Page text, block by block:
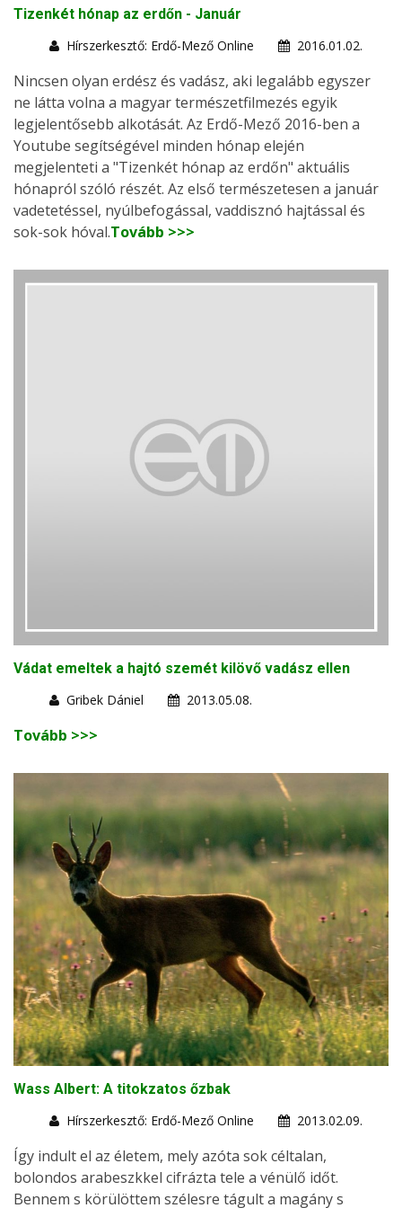
Tizenkét hónap az erdőn - Január
Hírszerkesztő: Erdő-Mező Online
2016.01.02.
Nincsen olyan erdész és vadász, aki legalább egyszer
ne látta volna a magyar természetfilmezés egyik
legjelentősebb alkotását. Az Erdő-Mező 2016-ben a
Youtube segítségével minden hónap elején
megjelenteti a "Tizenkét hónap az erdőn" aktuális
hónapról szóló részét. Az első természetesen a január
vadetetéssel, nyúlbefogással, vaddisznó hajtással és
sok-sok hóval.Tovább >>>
Vádat emeltek a hajtó szemét kilövő vadász ellen
Gribek Dániel
2013.05.08.
Tovább >>>
Wass Albert: A titokzatos őzbak
Hírszerkesztő: Erdő-Mező Online
2013.02.09.
Így indult el az életem, mely azóta sok céltalan,
bolondos arabeszkkel cifrázta tele a vénülő időt.
Bennem s körülöttem szélesre tágult a magány s